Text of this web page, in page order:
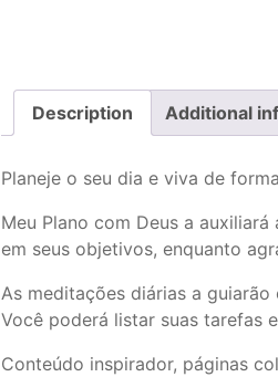
Description Additional
Planeje o seu dia e viva de
Meu Plano com Deus a
em seus objetivos, enquanto
As meditações diárias a
Você poderá listar suas tarefas
Conteúdo inspirador, páginas